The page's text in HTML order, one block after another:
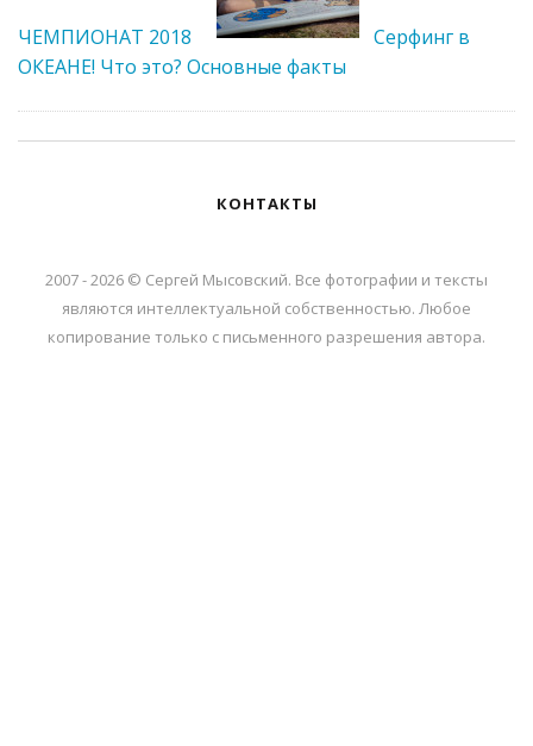
ЧЕМПИОНАТ 2018
Серфинг в
ОКЕАНЕ! Что это? Основные факты
КОНТАКТЫ
2007 - 2026 © Сергей Мысовский. Все фотографии и тексты
являются интеллектуальной собственностью. Любое
копирование только с письменного разрешения автора.